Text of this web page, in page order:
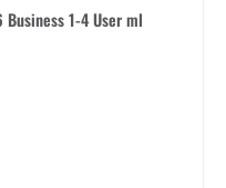
Business 1-4 User ml